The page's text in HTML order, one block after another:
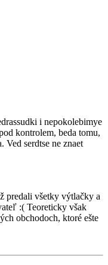
i nepokolebimye
kontrolem, beda tomu,
Ved serdtse ne znaet
predali všetky výtlačky a
:( Teoreticky však
obchodoch, ktoré ešte